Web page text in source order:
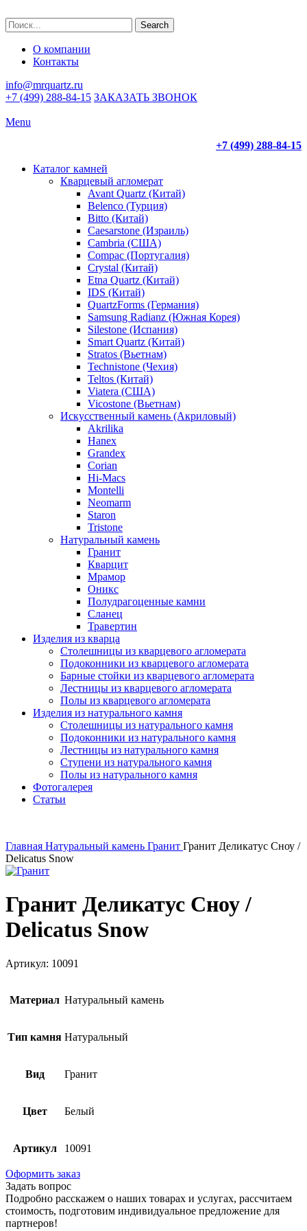
Search
О компании
Контакты
info@mrquartz.ru
+7 (499) 288-84-15 ЗАКАЗАТЬ ЗВОНОК
Menu
+7 (499) 288-84-15
Каталог камней
Кварцевый агломерат
Avant Quartz (Китай)
Belenco (Турция)
Bitto (Китай)
Caesarstone (Израиль)
Cambria (США)
Compac (Португалия)
Crystal (Китай)
Etna Quartz (Китай)
IDS (Китай)
QuartzForms (Германия)
Samsung Radianz (Южная Корея)
Silestone (Испания)
Smart Quartz (Китай)
Stratos (Вьетнам)
Technistone (Чехия)
Teltos (Китай)
Viatera (США)
Vicostone (Вьетнам)
Искусственный камень (Акриловый)
Akrilika
Hanex
Grandex
Corian
Hi-Macs
Montelli
Neomarm
Staron
Tristone
Натуральный камень
Гранит
Кварцит
Мрамор
Оникс
Полудрагоценные камни
Сланец
Травертин
Изделия из кварца
Столешницы из кварцевого агломерата
Подоконники из кварцевого агломерата
Барные стойки из кварцевого агломерата
Лестницы из кварцевого агломерата
Полы из кварцевого агломерата
Изделия из натурального камня
Столешницы из натурального камня
Подоконники из натурального камня
Лестницы из натурального камня
Ступени из натурального камня
Полы из натурального камня
Фотогалерея
Статьи
Главная Натуральный камень Гранит Гранит Деликатус Сноу /
Delicatus Snow
Гранит Деликатус Сноу /
Delicatus Snow
Артикул: 10091
Материал Натуральный камень
Тип камня Натуральный
Вид Гранит
Цвет Белый
Артикул 10091
Оформить заказ
Задать вопрос
Подробно расскажем о наших товарах и услугах, рассчитаем
стоимость, подготовим индивидуальное предложение для
партнеров!